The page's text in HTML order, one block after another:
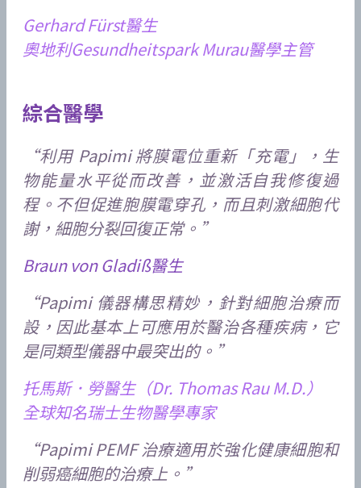
Gerhard Fürst醫生
奧地利Gesundheitspark Murau醫學主管
綜合醫學
“利用 Papimi 將膜電位重新「充電」，生
物能量水平從而改善，並激活自我修復過
程。不但促進胞膜電穿孔，而且刺激細胞代
謝，細胞分裂回復正常。”
Braun von Gladiß醫生
“Papimi 儀器構思精妙，針對細胞治療而
設，因此基本上可應用於醫治各種疾病，它
是同類型儀器中最突出的。”
托馬斯．勞醫生（Dr. Thomas Rau M.D.）
全球知名瑞士生物醫學專家
“Papimi PEMF 治療適用於強化健康細胞和
削弱癌細胞的治療上。”